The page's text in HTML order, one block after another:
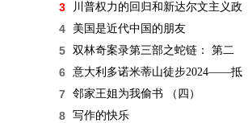
3 川普权力的回归和新达尔文主义政
4 美国是近代中国的朋友
5 双林奇案录第三部之蛇链： 第二
6 意大利多诺米蒂山徒步2024——抵
7 邻家王姐为我偷书 （四）
8 写作的快乐